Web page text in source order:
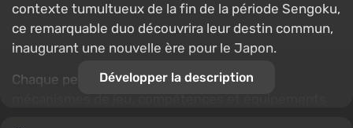
contexte tumultueux de la fin de la période Sengoku,
ce remarquable duo découvrira leur destin commun,
inaugurant une nouvelle ère pour le Japon.
Chaque personnage possède ses propres
Développer la description